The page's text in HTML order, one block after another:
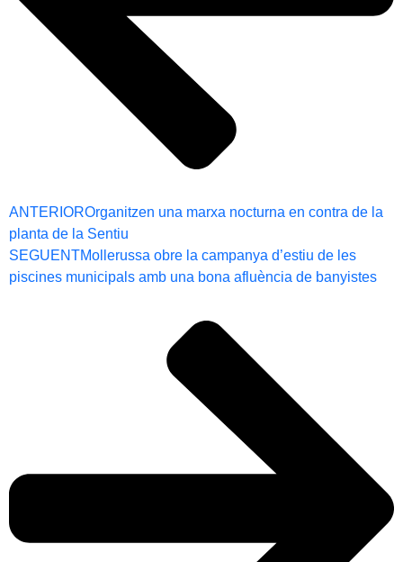
ANTERIOROrganitzen una marxa nocturna en contra de la
planta de la Sentiu
SEGUENTMollerussa obre la campanya d’estiu de les
piscines municipals amb una bona afluència de banyistes